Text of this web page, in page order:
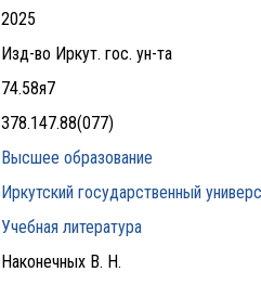
2025
Изд-во Иркут. гос. ун-та
74.58я7
378.147.88(077)
Высшее образование
Иркутский государственный
Учебная литература
Наконечных В. Н.